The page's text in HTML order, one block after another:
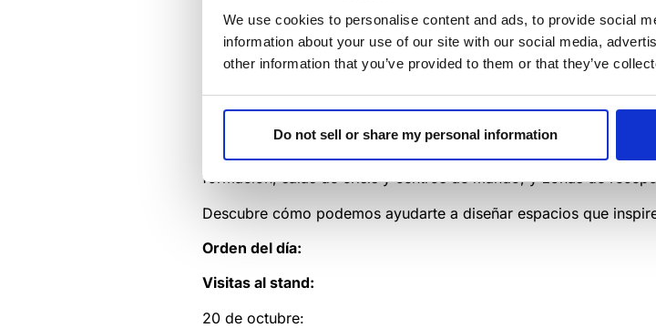
We use cookies to personalise content and ads, to provide social
information about your use of our site with our social media,
other information that you’ve provided to them or that they’ve
Do not sell or share my personal information
Hemos
intentado combinar la magia de una exposición
sin tener que moverte de tu escritorio. Te guiaremos en un
minutos
: te mostraremos nuestros principales productos
equipo y plantear cualquier
pregunta técnica o comercial.
También hemos preparado sesiones tutoriales y seminarios
diseño, la artesanía y la innovación. No hace falta que te
nuestras últimas innovaciones para salas de conferencias, salas
formación, salas de crisis y centros de mando, y zonas de
Descubre cómo podemos ayudarte a diseñar espacios que
Orden del día:
Visitas al stand:
20 de octubre: